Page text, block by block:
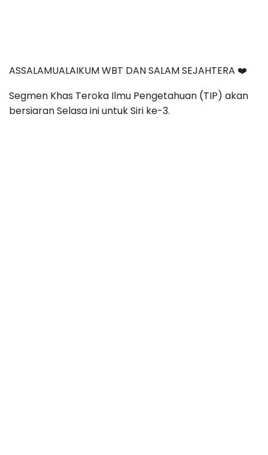
ASSALAMUALAIKUM WBT DAN SALAM SEJAHTERA ❤️
Segmen Khas Teroka Ilmu Pengetahuan (TIP) akan
bersiaran Selasa ini untuk Siri ke-3.